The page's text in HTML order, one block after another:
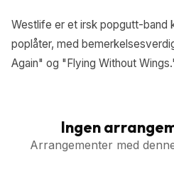
Westlife er et irsk popgutt-band
poplåter, med
Again" og "Flying Without
Ingen
Arrangementer med